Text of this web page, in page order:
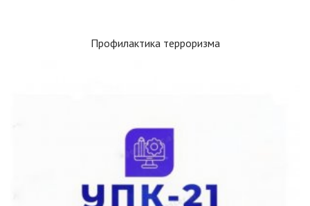
Профилактика терроризма